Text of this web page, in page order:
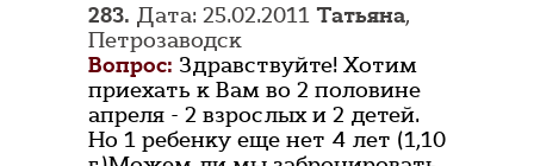
283. Дата: 25.02.2011 Татьяна,
Петрозаводск
Вопрос: Здравствуйте! Хотим
приехать к Вам во 2 половине
апреля - 2 взрослых и 2 детей.
Но 1 ребенку еще нет 4 лет (1,10